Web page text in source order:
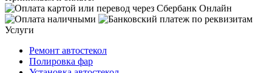
Услуги
Ремонт автостекол
Полировка фар